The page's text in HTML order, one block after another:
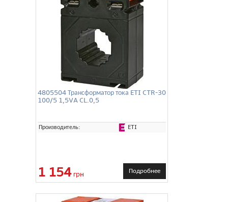
4805504 Трансформатор тока ETI CTR-30
100/5 1,5VA CL.0,5
Производитель: ETI
1 154грн Подробнее